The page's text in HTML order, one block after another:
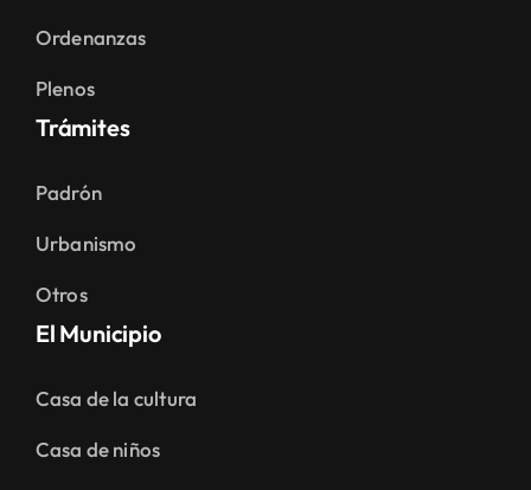
Ordenanzas
Plenos
Trámites
Padrón
Urbanismo
Otros
El Municipio
Casa de la cultura
Casa de niños